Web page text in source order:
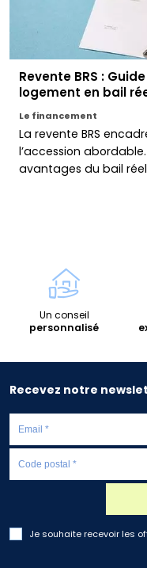
Revente BRS :
logement en bail
Le financement
La revente BRS
l’accession
avantages du bail
Un conseil
personnalisé
Recevez notre
Je souhaite recevoir les